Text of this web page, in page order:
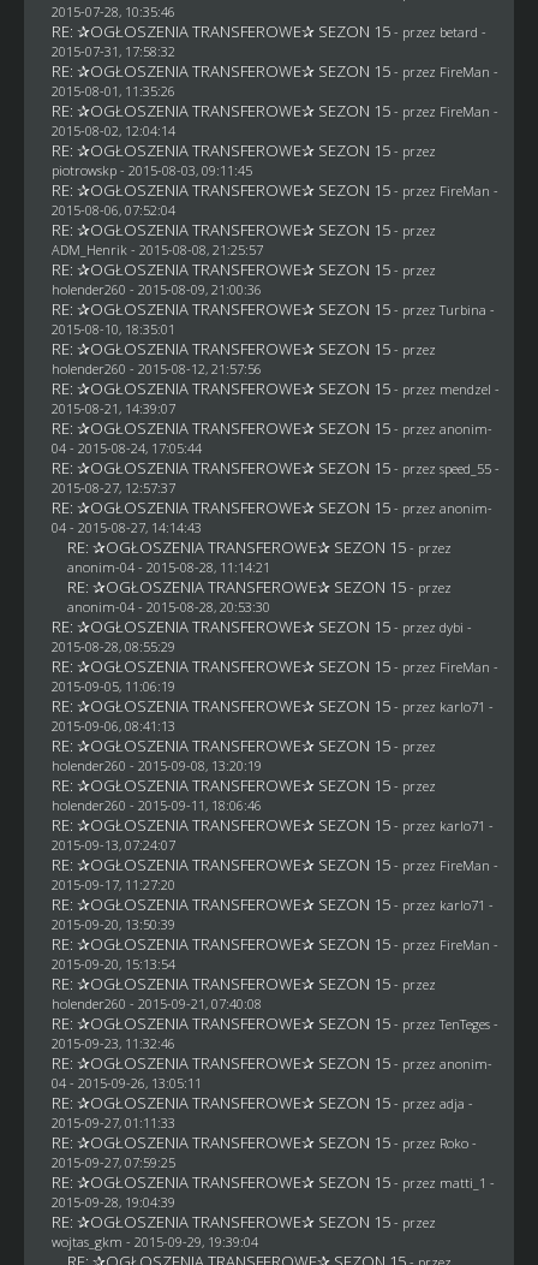
2015-07-28, 10:35:46
RE: ✰OGŁOSZENIA TRANSFEROWE✰ SEZON 15 - przez betard -
2015-07-31, 17:58:32
RE: ✰OGŁOSZENIA TRANSFEROWE✰ SEZON 15 - przez FireMan -
2015-08-01, 11:35:26
RE: ✰OGŁOSZENIA TRANSFEROWE✰ SEZON 15 - przez FireMan -
2015-08-02, 12:04:14
RE: ✰OGŁOSZENIA TRANSFEROWE✰ SEZON 15 - przez
piotrowskp- 2015-08-03, 09:11:45
RE: ✰OGŁOSZENIA TRANSFEROWE✰ SEZON 15 - przez FireMan -
2015-08-06, 07:52:04
RE: ✰OGŁOSZENIA TRANSFEROWE✰ SEZON 15 - przez
ADM_Henrik - 2015-08-08, 21:25:57
RE: ✰OGŁOSZENIA TRANSFEROWE✰ SEZON 15 - przez
holender260 - 2015-08-09, 21:00:36
RE: ✰OGŁOSZENIA TRANSFEROWE✰ SEZON 15 - przez Turbina -
2015-08-10, 18:35:01
RE: ✰OGŁOSZENIA TRANSFEROWE✰ SEZON 15 - przez
holender260 - 2015-08-12, 21:57:56
RE: ✰OGŁOSZENIA TRANSFEROWE✰ SEZON 15 - przez mendzel -
2015-08-21, 14:39:07
RE: ✰OGŁOSZENIA TRANSFEROWE✰ SEZON 15 - przez anonim-
04- 2015-08-24, 17:05:44
RE: ✰OGŁOSZENIA TRANSFEROWE✰ SEZON 15 - przez speed_55 -
2015-08-27, 12:57:37
RE: ✰OGŁOSZENIA TRANSFEROWE✰ SEZON 15 - przez anonim-
04- 2015-08-27, 14:14:43
RE: ✰OGŁOSZENIA TRANSFEROWE✰ SEZON 15 - przez
anonim-04- 2015-08-28, 11:14:21
RE: ✰OGŁOSZENIA TRANSFEROWE✰ SEZON 15 - przez
anonim-04- 2015-08-28, 20:53:30
RE: ✰OGŁOSZENIA TRANSFEROWE✰ SEZON 15 - przez dybi -
2015-08-28, 08:55:29
RE: ✰OGŁOSZENIA TRANSFEROWE✰ SEZON 15 - przez FireMan -
2015-09-05, 11:06:19
RE: ✰OGŁOSZENIA TRANSFEROWE✰ SEZON 15 - przez karlo71 -
2015-09-06, 08:41:13
RE: ✰OGŁOSZENIA TRANSFEROWE✰ SEZON 15 - przez
holender260 - 2015-09-08, 13:20:19
RE: ✰OGŁOSZENIA TRANSFEROWE✰ SEZON 15 - przez
holender260 - 2015-09-11, 18:06:46
RE: ✰OGŁOSZENIA TRANSFEROWE✰ SEZON 15 - przez karlo71 -
2015-09-13, 07:24:07
RE: ✰OGŁOSZENIA TRANSFEROWE✰ SEZON 15 - przez FireMan -
2015-09-17, 11:27:20
RE: ✰OGŁOSZENIA TRANSFEROWE✰ SEZON 15 - przez karlo71 -
2015-09-20, 13:50:39
RE: ✰OGŁOSZENIA TRANSFEROWE✰ SEZON 15 - przez FireMan -
2015-09-20, 15:13:54
RE: ✰OGŁOSZENIA TRANSFEROWE✰ SEZON 15 - przez
holender260 - 2015-09-21, 07:40:08
RE: ✰OGŁOSZENIA TRANSFEROWE✰ SEZON 15 - przezTenTeges-
2015-09-23, 11:32:46
RE: ✰OGŁOSZENIA TRANSFEROWE✰ SEZON 15 - przez anonim-
04- 2015-09-26, 13:05:11
RE: ✰OGŁOSZENIA TRANSFEROWE✰ SEZON 15 - przez adja -
2015-09-27, 01:11:33
RE: ✰OGŁOSZENIA TRANSFEROWE✰ SEZON 15 - przez Roko-
2015-09-27, 07:59:25
RE: ✰OGŁOSZENIA TRANSFEROWE✰ SEZON 15 - przez matti_1 -
2015-09-28, 19:04:39
RE: ✰OGŁOSZENIA TRANSFEROWE✰ SEZON 15 - przez
wojtas_gkm - 2015-09-29, 19:39:04